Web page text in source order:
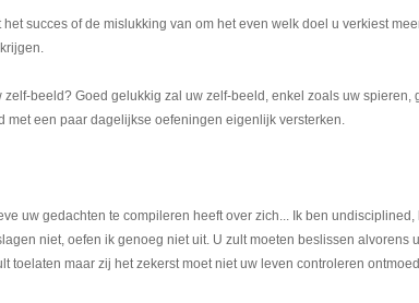
succes of de mislukking van om het even welk doel u verkiest
beeld? Goed gelukkig zal uw zelf-beeld, enkel zoals uw spieren,
met een paar dagelijkse oefeningen eigenlijk versterken.
uw gedachten te compileren heeft over zich... Ik ben undisciplined,
niet, oefen ik genoeg niet uit. U zult moeten beslissen alvorens
toelaten maar zij het zekerst moet niet uw leven controleren